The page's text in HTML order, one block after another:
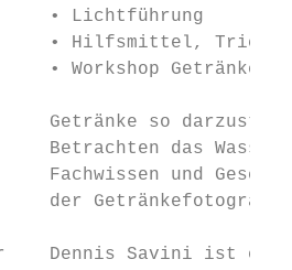
• Lichtführung
• Hilfsmittel, Tricks
• Workshop
Getränke so
Betrachten das
Fachwissen und
der
Dennis Savini ist